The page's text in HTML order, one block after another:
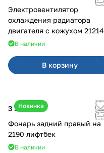
Электровентилятор
охлаждения радиатора
двигателя с кожухом 21214
2121-21213 ВАЛЕЕ 95
В наличии
В корзину
Новинка
3 100 ₽
Фонарь задний правый на
2190 лифтбек
В наличии